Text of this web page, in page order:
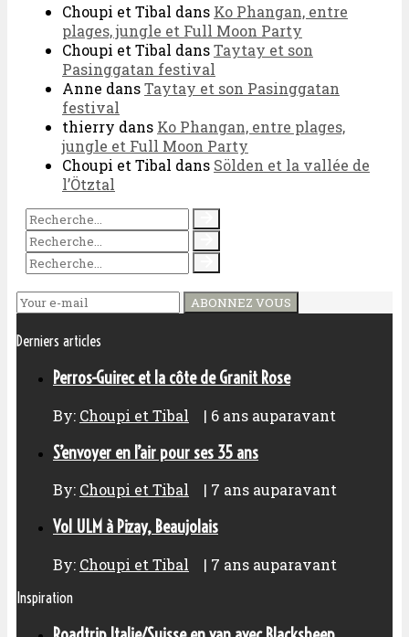
Choupi et Tibal dans Ko Phangan, entre
plages, jungle et Full Moon Party
Choupi et Tibal dansTaytay et son
Pasinggatan festival
Anne dansTaytay et son Pasinggatan
festival
thierry dans Ko Phangan, entre plages,
jungle et Full Moon Party
Choupi et Tibal dans Sölden et la vallée de
l’Ötztal
ABONNEZ VOUS
Derniers articles
Perros-Guirec et la côte de Granit Rose
By: Choupi et Tibal | 6 ans auparavant
S’envoyer en l’air pour ses 35 ans
By: Choupi et Tibal | 7 ans auparavant
Vol ULM à Pizay, Beaujolais
By: Choupi et Tibal | 7 ans auparavant
Inspiration